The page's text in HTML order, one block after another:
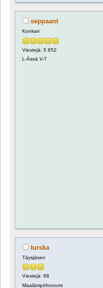
seppaant
Konkari
Viestejä: 5 852
L-Ässä V-7
turska
Täysjäsen
Viestejä: 68
Maalämpöfoorumi